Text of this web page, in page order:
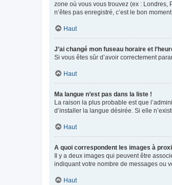
zone où vous vous trouvez (ex : Londres,
n’êtes pas enregistré, c’est le bon
Haut
J’ai changé mon fuseau horaire et
Si vous êtes sûr d’avoir correctement
Haut
Ma langue n’est pas dans la liste !
La raison la plus probable est que
d’installer la langue désirée. Si elle
Haut
A quoi correspondent les images à
Il y a deux images qui peuvent être
indiquant votre nombre de messages ou
Haut